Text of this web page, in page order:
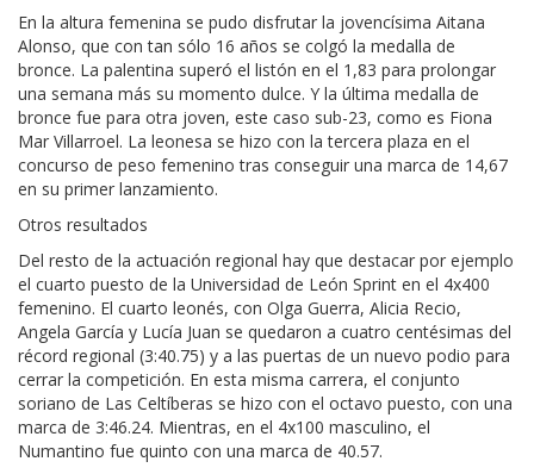
En la altura femenina se pudo disfrutar la jovencísima Aitana
Alonso, que con tan sólo 16 años se colgó la medalla de
bronce. La palentina superó el listón en el 1,83 para prolongar
una semana más su momento dulce. Y la última medalla de
bronce fue para otra joven, este caso sub-23, como es Fiona
Mar Villarroel. La leonesa se hizo con la tercera plaza en el
concurso de peso femenino tras conseguir una marca de 14,67
en su primer lanzamiento.
Otros resultados
Del resto de la actuación regional hay que destacar por ejemplo
el cuarto puesto de la Universidad de León Sprint en el 4x400
femenino. El cuarto leonés, con Olga Guerra, Alicia Recio,
Angela García y Lucía Juan se quedaron a cuatro centésimas del
récord regional (3:40.75) y a las puertas de un nuevo podio para
cerrar la competición. En esta misma carrera, el conjunto
soriano de Las Celtíberas se hizo con el octavo puesto, con una
marca de 3:46.24. Mientras, en el 4x100 masculino, el
Numantino fue quinto con una marca de 40.57.